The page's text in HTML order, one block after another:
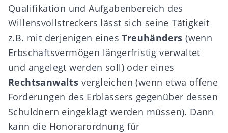
Qualifikation und Aufgabenbereich des
Willensvollstreckers lässt sich seine Tätigkeit
z.B. mit derjenigen einesTreuhänders (wenn
Erbschaftsvermögen längerfristig verwaltet
und angelegt werden soll) oder eines
Rechtsanwalts vergleichen (wenn etwa offene
Forderungen des Erblassers gegenüber dessen
Schuldnern eingeklagt werden müssen). Dann
kann die Honorarordnung für